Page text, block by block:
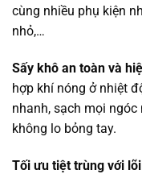
cùng nhiều phụ kiện
nhỏ,…
Sấy khô an toàn và
hợp khí nóng ở nhiệt
nhanh, sạch mọi
không lo bỏng tay.
Tối ưu tiệt trùng với